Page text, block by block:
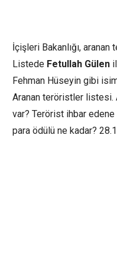
İçişleri Bakanlığı,
Listede Fetullah Gülen
Fehman Hüseyin gibi
Aranan teröristler listesi.
var? Terörist ihbar
para ödülü ne kadar?